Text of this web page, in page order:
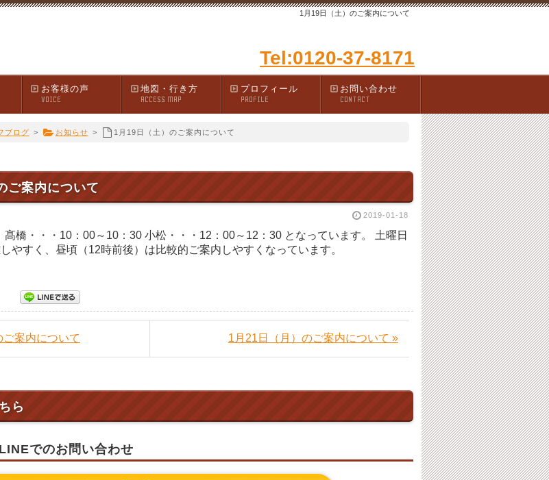
1月19日（土）のご案内について
Tel:0120-37-8171
お客様の声
VOICE
地図・行き方
ACCESS MAP
プロフィール
PROFILE
お問い合わせ
CONTACT
ブログ > お知らせ > 1月19日（土）のご案内について
ご案内について
2019-01-18
髙橋・・・10：00～10：30 小松・・・12：00～12：30 となっています。 土曜日
やすく、昼頃（12時前後）は比較的ご案内しやすくなっています。
案内について 1月21日（月）のご案内について »
ら
でのお問い合わせ